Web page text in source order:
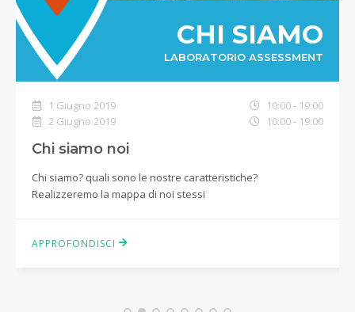
CHI SIAMO
LABORATORIO ASSESSMENT
1 Giugno 2019
10:00 - 19:00
2 Giugno 2019
10:00 - 19:00
Chi siamo noi
Chi siamo? quali sono le nostre caratteristiche?
Realizzeremo la mappa di noi stessi
APPROFONDISCI